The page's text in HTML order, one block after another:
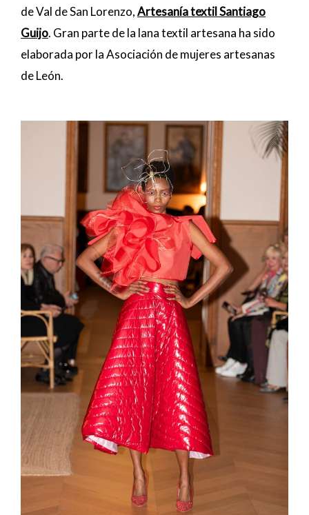
de Val de San Lorenzo,Artesanía textil Santiago
Guijo. Gran parte de la lana textil artesana ha sido
elaborada por la Asociación de mujeres artesanas
de León.